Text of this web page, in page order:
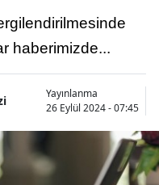
haberimizde...
Yayınlanma
26 Eylül 2024 - 07:45